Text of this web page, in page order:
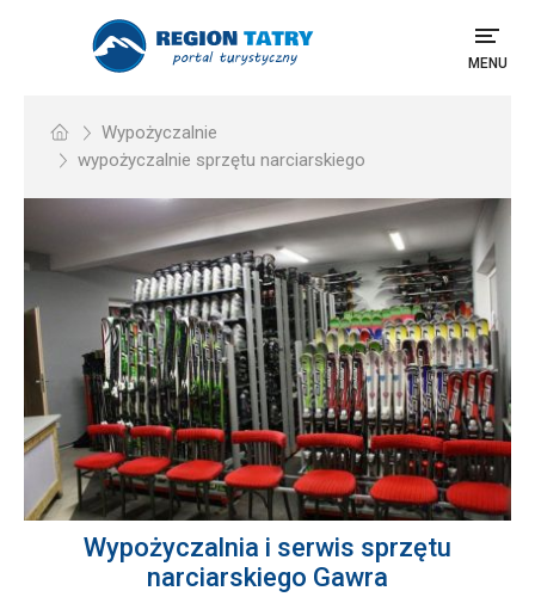
MENU
Wypożyczalnie
wypożyczalnie sprzętu narciarskiego
Wypożyczalnia i serwis sprzętu
narciarskiego Gawra